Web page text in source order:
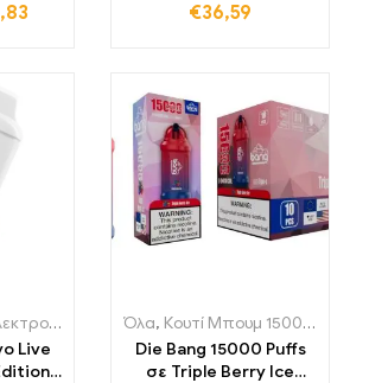
τις
18650 Καταιγίδα230
RDA RBA RDTA
€36,59
Μονής χρήσης ηλεκτρονικά τσιγάρα Πολωνία ,Μονής χρήσης
Live
Όλα, Κουτί Μπουμ 15000 Αναπνοές
Die Bang 15000 Puffs
σε Triple Berry Ice